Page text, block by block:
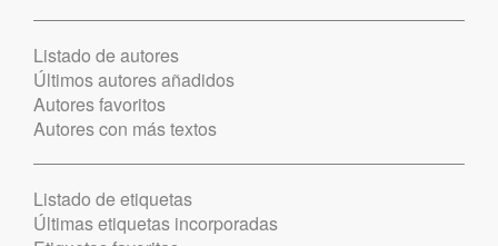
Listado de autores
Últimos autores añadidos
Autores favoritos
Autores con más textos
Listado de etiquetas
Últimas etiquetas incorporadas